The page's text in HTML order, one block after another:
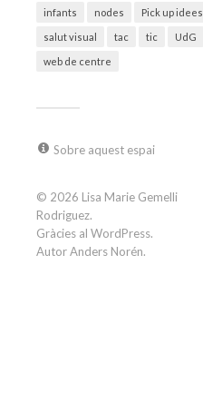
infants nodes Pick up idees
salut visual tac tic UdG
web de centre
Sobre aquest espai
© 2026 Lisa Marie Gemelli
Rodriguez.
Gràcies al WordPress.
AutorAnders Norén.